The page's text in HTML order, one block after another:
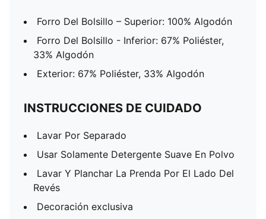
Forro Del Bolsillo – Superior: 100% Algodón
Forro Del Bolsillo - Inferior: 67% Poliéster,
33% Algodón
Exterior: 67% Poliéster, 33% Algodón
INSTRUCCIONES DE CUIDADO
Lavar Por Separado
Usar Solamente Detergente Suave En Polvo
Lavar Y Planchar La Prenda Por El Lado Del
Revés
Decoración exclusiva